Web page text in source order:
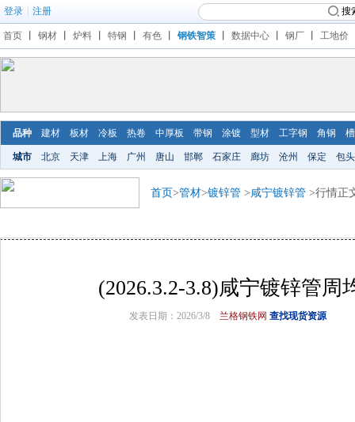
登录 注册 搜
首页 钢材 炉料 特钢 有色 钢铁智策 数据中心 钢厂 工地价
品种 建材 板材 冷板 热卷 中厚板 带钢 涂镀 型材 工字钢 角钢
城市 北京 天津 上海 广州 唐山 邯郸 石家庄 廊坊 沧州 保定 包头
首页>管材>镀锌管 >咸宁镀锌管 >行情正
(2026.3.2-3.8)咸宁镀锌管周
发表日期：2026/3/8 兰格钢铁网 查找现货资源